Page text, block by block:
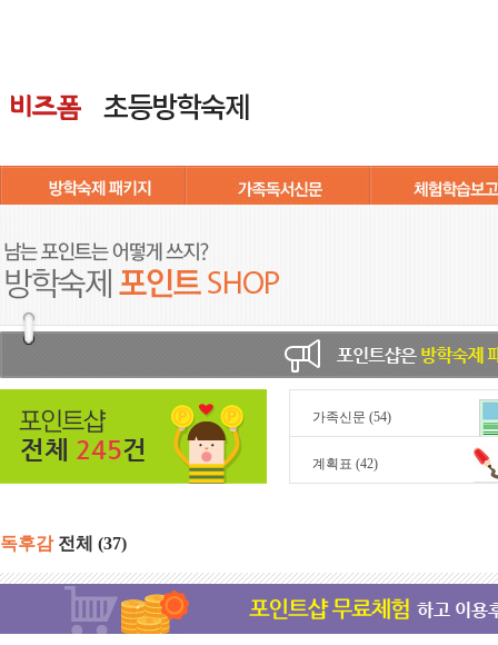
전체 245건
가족신문 (54)
계획표 (42)
독후감전체 (37)